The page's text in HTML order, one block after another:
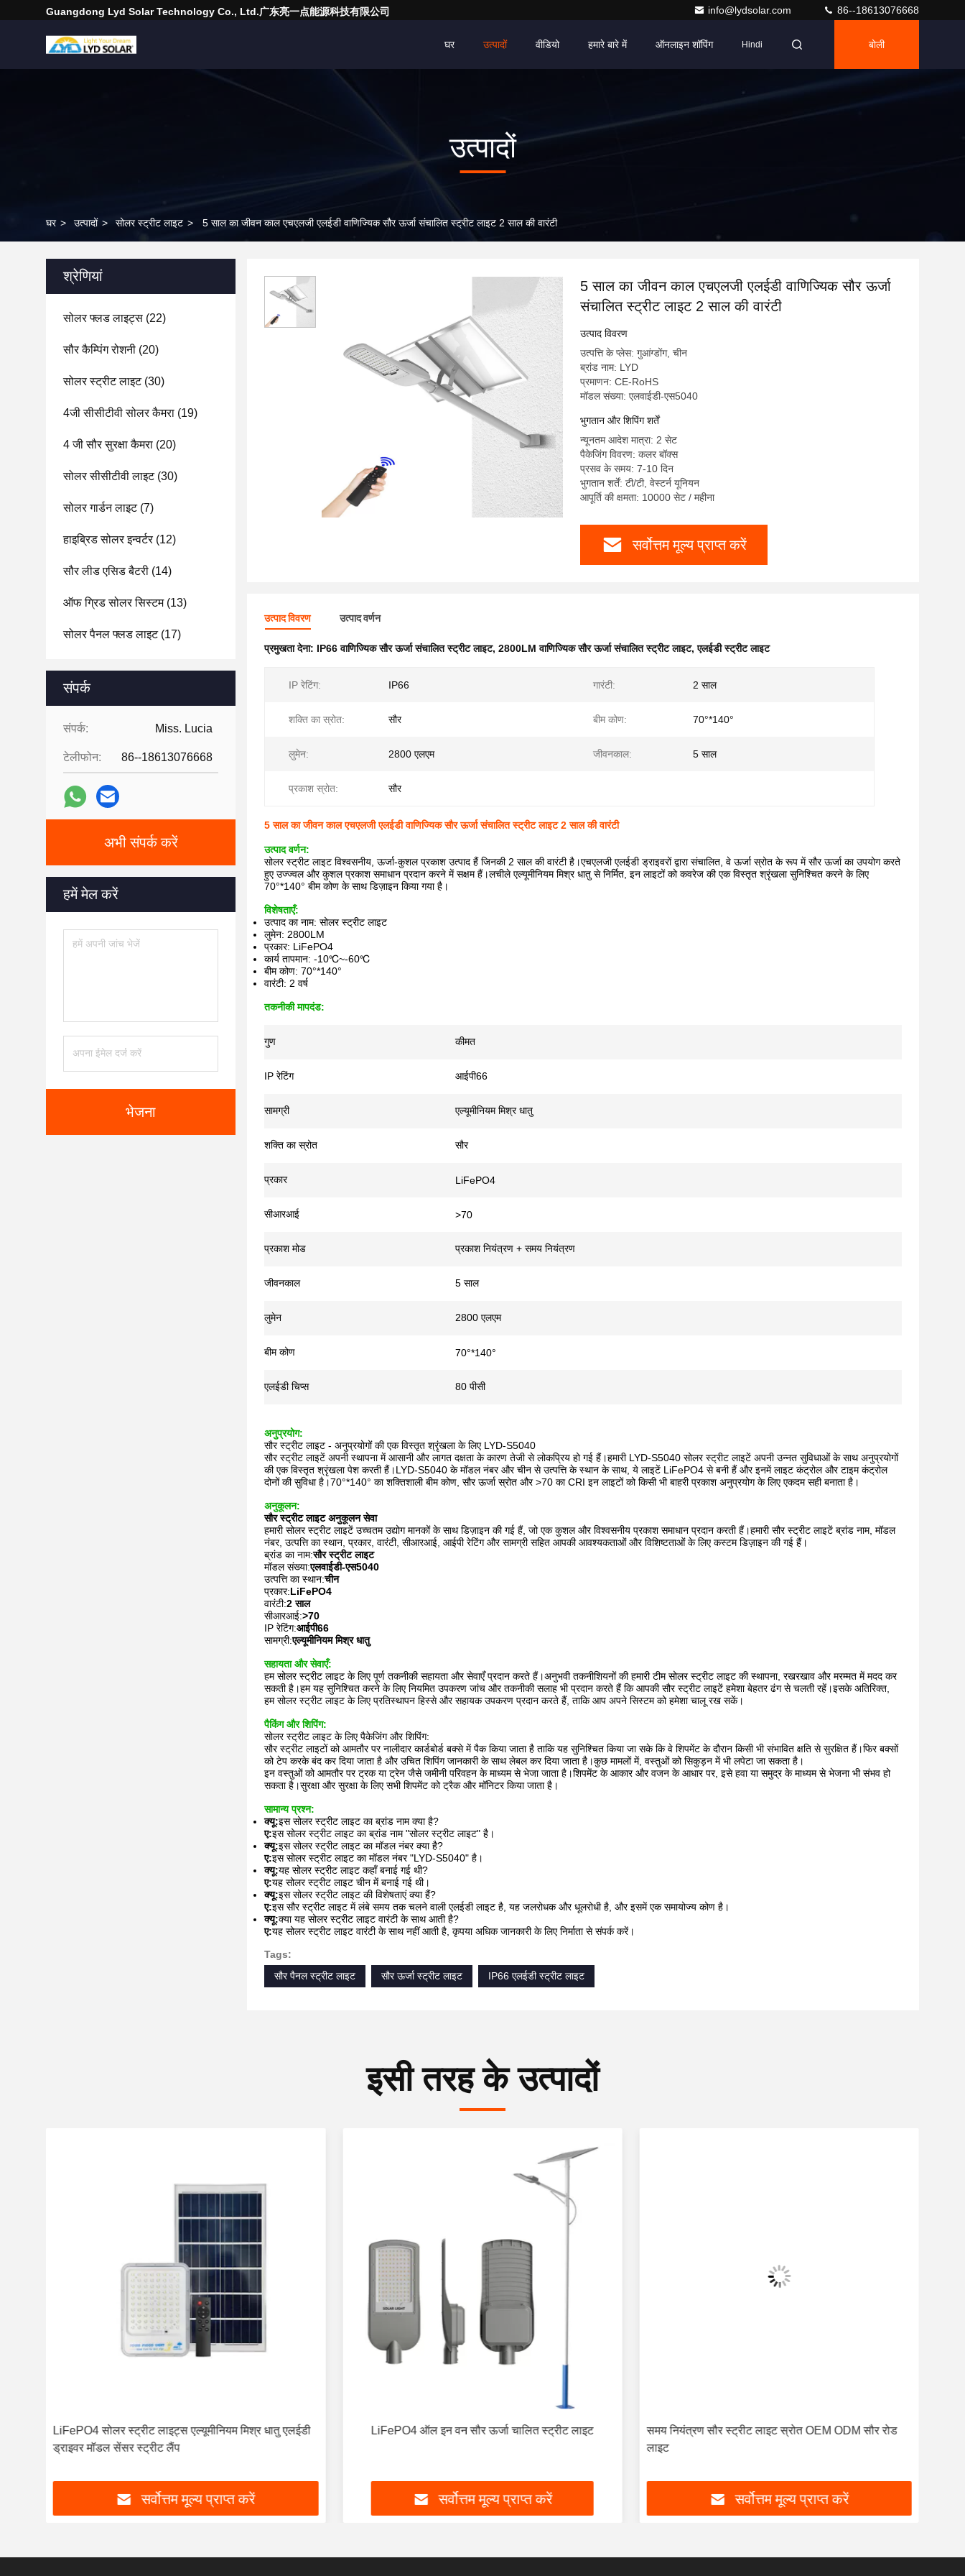
एक संदेश छोड़ें
Guangdong Lyd Solar Technology Co., Ltd.广东亮一点能源科技有限公司 info@lydsolar.com 86--18613076668
घर उत्पादों वीडियो हमारे बारे में ऑनलाइन शॉपिंग Hindi बोली
उत्पादों
घर > उत्पादों > सोलर स्ट्रीट लाइट > 5 साल का जीवन काल एचएलजी एलईडी वाणिज्यिक सौर ऊर्जा संचालित स्ट्रीट लाइट 2 साल की वारंटी
श्रेणियां
सोलर फ्लड लाइट्स (22)
सौर कैम्पिंग रोशनी (20)
सोलर स्ट्रीट लाइट(30)
4जी सीसीटीवी सोलर कैमरा (19)
4 जी सौर सुरक्षा कैमरा (20)
सोलर सीसीटीवी लाइट(30)
सोलर गार्डन लाइट(7)
हाइब्रिड सोलर इन्वर्टर(12)
सौर लीड एसिड बैटरी (14)
ऑफ ग्रिड सोलर सिस्टम(13)
सोलर पैनल फ्लड लाइट(17)
संपर्क
संपर्क: Miss. Lucia
टेलीफोन: 86--18613076668
अभी संपर्क करें
हमें मेल करें
भेजना
5 साल का जीवन काल एचएलजी एलईडी वाणिज्यिक सौर ऊर्जा
संचालित स्ट्रीट लाइट 2 साल की वारंटी
उत्पाद विवरण
उत्पत्ति के प्लेस: गुआंग्डोंग, चीन
ब्रांड नाम: LYD
प्रमाणन: CE-RoHS
मॉडल संख्या: एलवाईडी-एस5040
भुगतान और शिपिंग शर्तें
न्यूनतम आदेश मात्रा: 2 सेट
पैकेजिंग विवरण: कलर बॉक्स
प्रसव के समय: 7-10 दिन
भुगतान शर्तें: टी/टी, वेस्टर्न यूनियन
आपूर्ति की क्षमता: 10000 सेट / महीना
सर्वोत्तम मूल्य प्राप्त करें
उत्पाद विवरण उत्पाद वर्णन
प्रमुखता देना: IP66 वाणिज्यिक सौर ऊर्जा संचालित स्ट्रीट लाइट, 2800LM वाणिज्यिक सौर ऊर्जा संचालित स्ट्रीट लाइट,एलईडी स्ट्रीट लाइट
IP रेटिंग: IP66 गारंटी: 2 साल
शक्ति का स्रोत: सौर बीम कोण: 70°*140°
लुमेन: 2800 एलएम जीवनकाल: 5 साल
प्रकाश स्रोत: सौर
5 साल का जीवन काल एचएलजी एलईडी वाणिज्यिक सौर ऊर्जा संचालित स्ट्रीट लाइट 2 साल की वारंटी
उत्पाद वर्णन:
सोलर स्ट्रीट लाइट विश्वसनीय, ऊर्जा-कुशल प्रकाश उत्पाद हैं जिनकी 2 साल की वारंटी है।एचएलजी एलईडी ड्राइवरों द्वारा संचालित, वे ऊर्जा स्रोत के रूप में सौर ऊर्जा का उपयोग करते
हुए उज्ज्वल और कुशल प्रकाश समाधान प्रदान करने में सक्षम हैं।लचीले एल्यूमीनियम मिश्र धातु से निर्मित, इन लाइटों को कवरेज की एक विस्तृत श्रृंखला सुनिश्चित करने के लिए
70°*140° बीम कोण के साथ डिज़ाइन किया गया है।
विशेषताएँ:
उत्पाद का नाम: सोलर स्ट्रीट लाइट
लुमेन: 2800LM
प्रकार: LiFePO4
कार्य तापमान: -10℃~-60℃
बीम कोण: 70°*140°
वारंटी: 2 वर्ष
तकनीकी मापदंड:
गुण कीमत
IP रेटिंग आईपी66
सामग्री एल्यूमीनियम मिश्र धातु
शक्ति का स्रोत सौर
प्रकार LiFePO4
सीआरआई >70
प्रकाश मोड प्रकाश नियंत्रण + समय नियंत्रण
जीवनकाल 5 साल
लुमेन 2800 एलएम
बीम कोण 70°*140°
एलईडी चिप्स 80 पीसी
अनुप्रयोग:
सौर स्ट्रीट लाइट - अनुप्रयोगों की एक विस्तृत श्रृंखला के लिए LYD-S5040
सौर स्ट्रीट लाइटें अपनी स्थापना में आसानी और लागत दक्षता के कारण तेजी से लोकप्रिय हो गई हैं।हमारी LYD-S5040 सोलर स्ट्रीट लाइटें अपनी उन्नत सुविधाओं के साथ अनुप्रयोगों
की एक विस्तृत श्रृंखला पेश करती हैं।LYD-S5040 के मॉडल नंबर और चीन से उत्पत्ति के स्थान के साथ, ये लाइटें LiFePO4 से बनी हैं और इनमें लाइट कंट्रोल और टाइम कंट्रोल
दोनों की सुविधा है।70°*140° का शक्तिशाली बीम कोण, सौर ऊर्जा स्रोत और >70 का CRI इन लाइटों को किसी भी बाहरी प्रकाश अनुप्रयोग के लिए एकदम सही बनाता है।
अनुकूलन:
सौर स्ट्रीट लाइट अनुकूलन सेवा
हमारी सोलर स्ट्रीट लाइटें उच्चतम उद्योग मानकों के साथ डिज़ाइन की गई हैं, जो एक कुशल और विश्वसनीय प्रकाश समाधान प्रदान करती हैं।हमारी सौर स्ट्रीट लाइटें ब्रांड नाम, मॉडल
नंबर, उत्पत्ति का स्थान, प्रकार, वारंटी, सीआरआई, आईपी रेटिंग और सामग्री सहित आपकी आवश्यकताओं और विशिष्टताओं के लिए कस्टम डिज़ाइन की गई हैं।
ब्रांड का नाम:सौर स्ट्रीट लाइट
मॉडल संख्या:एलवाईडी-एस5040
उत्पत्ति का स्थान:चीन
प्रकार:LiFePO4
वारंटी:2 साल
सीआरआई:>70
IP रेटिंग:आईपी66
सामग्री:एल्यूमीनियम मिश्र धातु
सहायता और सेवाएँ:
हम सोलर स्ट्रीट लाइट के लिए पूर्ण तकनीकी सहायता और सेवाएँ प्रदान करते हैं।अनुभवी तकनीशियनों की हमारी टीम सोलर स्ट्रीट लाइट की स्थापना, रखरखाव और मरम्मत में मदद कर
सकती है।हम यह सुनिश्चित करने के लिए नियमित उपकरण जांच और तकनीकी सलाह भी प्रदान करते हैं कि आपकी सौर स्ट्रीट लाइटें हमेशा बेहतर ढंग से चलती रहें।इसके अतिरिक्त,
हम सोलर स्ट्रीट लाइट के लिए प्रतिस्थापन हिस्से और सहायक उपकरण प्रदान करते हैं, ताकि आप अपने सिस्टम को हमेशा चालू रख सकें।
पैकिंग और शिपिंग:
सोलर स्ट्रीट लाइट के लिए पैकेजिंग और शिपिंग:
सौर स्ट्रीट लाइटों को आमतौर पर नालीदार कार्डबोर्ड बक्से में पैक किया जाता है ताकि यह सुनिश्चित किया जा सके कि वे शिपमेंट के दौरान किसी भी संभावित क्षति से सुरक्षित हैं।फिर बक्सों
को टेप करके बंद कर दिया जाता है और उचित शिपिंग जानकारी के साथ लेबल कर दिया जाता है।कुछ मामलों में, वस्तुओं को सिकुड़न में भी लपेटा जा सकता है।
इन वस्तुओं को आमतौर पर ट्रक या ट्रेन जैसे जमीनी परिवहन के माध्यम से भेजा जाता है।शिपमेंट के आकार और वजन के आधार पर, इसे हवा या समुद्र के माध्यम से भेजना भी संभव हो
सकता है।सुरक्षा और सुरक्षा के लिए सभी शिपमेंट को ट्रैक और मॉनिटर किया जाता है।
सामान्य प्रश्न:
क्यू:इस सोलर स्ट्रीट लाइट का ब्रांड नाम क्या है?
ए:इस सोलर स्ट्रीट लाइट का ब्रांड नाम "सोलर स्ट्रीट लाइट" है।
क्यू:इस सोलर स्ट्रीट लाइट का मॉडल नंबर क्या है?
ए:इस सोलर स्ट्रीट लाइट का मॉडल नंबर "LYD-S5040" है।
क्यू:यह सोलर स्ट्रीट लाइट कहाँ बनाई गई थी?
ए:यह सोलर स्ट्रीट लाइट चीन में बनाई गई थी।
क्यू:इस सोलर स्ट्रीट लाइट की विशेषताएं क्या हैं?
ए:इस सौर स्ट्रीट लाइट में लंबे समय तक चलने वाली एलईडी लाइट है, यह जलरोधक और धूलरोधी है, और इसमें एक समायोज्य कोण है।
क्यू:क्या यह सोलर स्ट्रीट लाइट वारंटी के साथ आती है?
ए:यह सोलर स्ट्रीट लाइट वारंटी के साथ नहीं आती है, कृपया अधिक जानकारी के लिए निर्माता से संपर्क करें।
Tags:
सौर पैनल स्ट्रीट लाइट
सौर ऊर्जा स्ट्रीट लाइट IP66 एलईडी स्ट्रीट लाइट
इसी तरह के उत्पादों
LiFePO4 सोलर स्ट्रीट लाइट्स एल्यूमीनियम मिश्र धातु एलईडी
ड्राइवर मॉडल सेंसर स्ट्रीट लैंप
सर्वोत्तम मूल्य प्राप्त करें
LiFePO4 ऑल इन वन सौर ऊर्जा चालित स्ट्रीट लाइट
सर्वोत्तम मूल्य प्राप्त करें
समय नियंत्रण सौर स्ट्रीट लाइट स्रोत OEM ODM सौर रोड
लाइट
सर्वोत्तम मूल्य प्राप्त करें